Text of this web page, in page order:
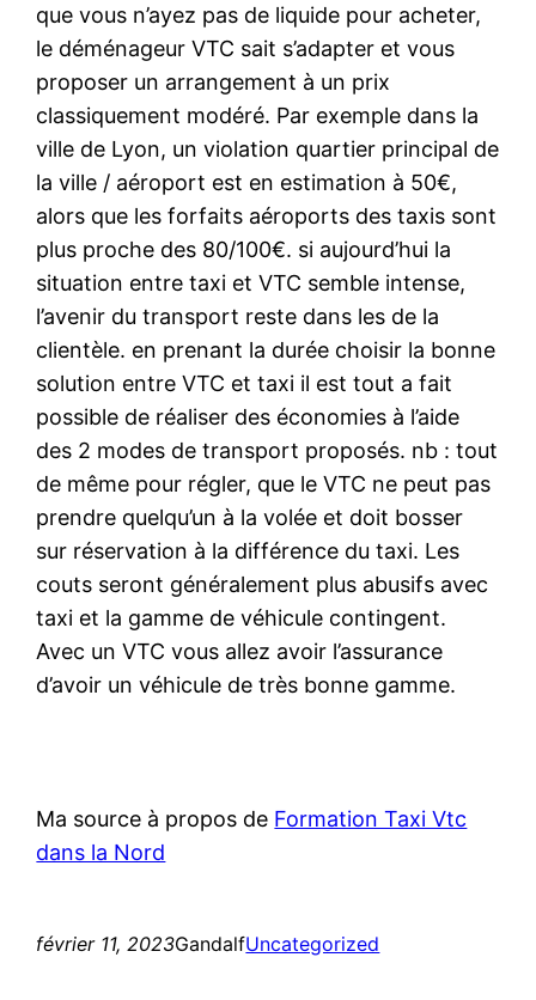
que vous n’ayez pas de liquide pour acheter,
le déménageur VTC sait s’adapter et vous
proposer un arrangement à un prix
classiquement modéré. Par exemple dans la
ville de Lyon, un violation quartier principal de
la ville / aéroport est en estimation à 50€,
alors que les forfaits aéroports des taxis sont
plus proche des 80/100€. si aujourd’hui la
situation entre taxi et VTC semble intense,
l’avenir du transport reste dans les de la
clientèle. en prenant la durée choisir la bonne
solution entre VTC et taxi il est tout a fait
possible de réaliser des économies à l’aide
des 2 modes de transport proposés. nb : tout
de même pour régler, que le VTC ne peut pas
prendre quelqu’un à la volée et doit bosser
sur réservation à la différence du taxi. Les
couts seront généralement plus abusifs avec
taxi et la gamme de véhicule contingent.
Avec un VTC vous allez avoir l’assurance
d’avoir un véhicule de très bonne gamme.
Ma source à propos de Formation Taxi Vtc
dans la Nord
février 11, 2023GandalfUncategorized